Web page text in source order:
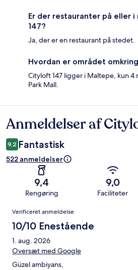
Er der restauranter på eller
147?
Ja, der er en restaurant på stedet.
Hvordan er området
Cityloft 147 ligger i Maltepe, kun
Park Mall.
Anmeldelser
Anmeldelser af
9,2 Fantastisk
522 anmeldelser
9,4
Rengøring
9,0
Faciliteter
Anmeldelser
Verificeret anmeldelse
10/10 Enestående
1. aug. 2026
Oversæt med Google
Güzel ambiyans,